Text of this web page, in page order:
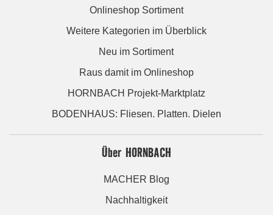
Onlineshop Sortiment
Weitere Kategorien im Überblick
Neu im Sortiment
Raus damit im Onlineshop
HORNBACH Projekt-Marktplatz
BODENHAUS: Fliesen. Platten. Dielen
Über HORNBACH
MACHER Blog
Nachhaltigkeit